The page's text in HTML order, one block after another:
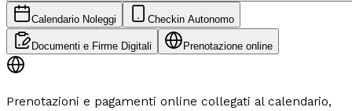
Calendario Noleggi Checkin Autonomo
Documenti e Firme Digitali Prenotazione online
Prenotazioni e pagamenti online collegati al calendario,